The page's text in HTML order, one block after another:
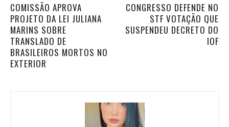
COMISSÃO APROVA
PROJETO DA LEI JULIANA
MARINS SOBRE
TRANSLADO DE
BRASILEIROS MORTOS NO
EXTERIOR
CONGRESSO DEFENDE NO
STF VOTAÇÃO QUE
SUSPENDEU DECRETO DO
IOF